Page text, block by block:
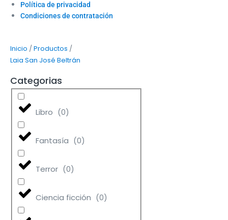
Política de privacidad
Condiciones de contratación
Inicio /Productos /
Laia San José Beltrán
Categorias
Libro (0)
Fantasía (0)
Terror (0)
Ciencia ficción (0)